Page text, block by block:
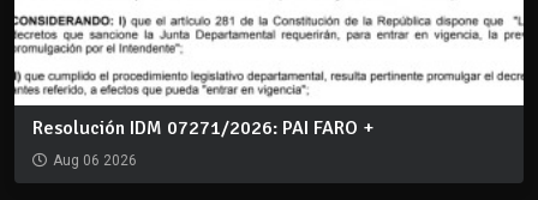
Resolución IDM 07271/2026: PAI FARO +
Aug 06 2026